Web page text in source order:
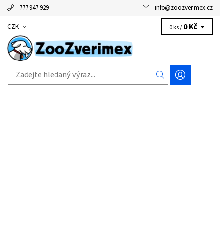
777 947 929 info@zoozverimex.cz
CZK 0 ks / 0 Kč